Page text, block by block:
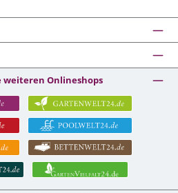
weiteren Onlineshops